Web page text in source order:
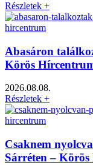
Részletek +
Abasáron
Körös
2026.08.08.
Részletek +
Csaknem
Sárréten –